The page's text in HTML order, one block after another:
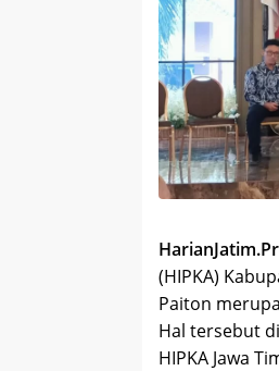
(HIPKA)
Paiton
Hal tersebut
HIPKA Jawa